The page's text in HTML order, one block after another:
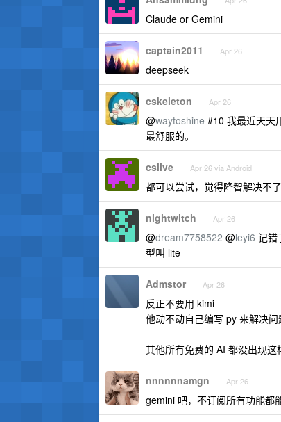
Claude or Gemini
captain2011 Apr 26
deepseek
cskeleton Apr 26
@waytoshine #10 我最近天天
最舒服的。
cslive Apr 26 via Android
都可以尝试，觉得降智解决不
nightwitch Apr 26
@dream7758522 @leyi6 记错
型叫 lite
Admstor Apr 26
反正不要用 kimi
他动不动自己编写 py 来解决
其他所有免费的 AI 都没出现这
nnnnnnamgn Apr 26
gemini 吧，不订阅所有功能都